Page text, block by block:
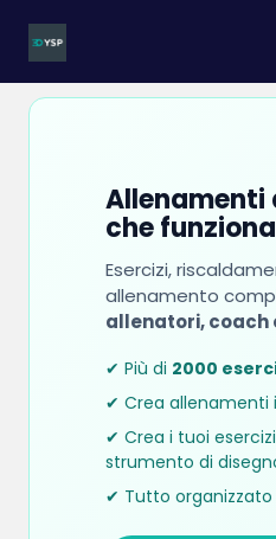
Allenamenti
che
Esercizi,
allenamento
allenatori, coach
✔ Più di 2000
✔ Crea allenamenti
✔ Crea i tuoi
strumento di
✔ Tutto